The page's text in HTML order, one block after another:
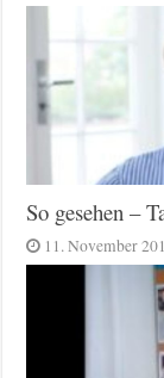
So gesehen –
11. November